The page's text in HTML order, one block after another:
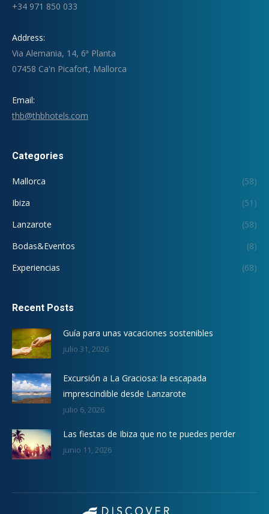
+34 971 850 033
Address:
Via Alemania, 14, 6ª Planta
07458 Ca'n Picafort, Mallorca
Email:
thb@thbhotels.com
Categories
Mallorca
(58)
Ibiza
(51)
Lanzarote
(58)
Bodas&Eventos
(8)
Experiencias
(68)
Recent Posts
Guía para unas vacaciones sostenibles
julio 31, 2026
Excursión a La Graciosa: la escapada
imprescindible desde Lanzarote
julio 6, 2026
Las fiestas de Ibiza que no te puedes perder
junio 11, 2026